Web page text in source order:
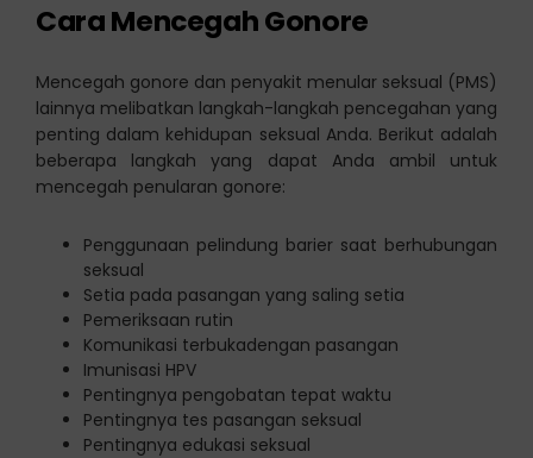
Cara Mencegah Gonore
Mencegah gonore dan penyakit menular seksual (PMS)
lainnya melibatkan langkah-langkah pencegahan yang
penting dalam kehidupan seksual Anda. Berikut adalah
beberapa langkah yang dapat Anda ambil untuk
mencegah penularan gonore:
Penggunaan pelindung barier saat berhubungan
seksual
Setia pada pasangan yang saling setia
Pemeriksaan rutin
Komunikasi terbukadengan pasangan
Imunisasi HPV
Pentingnya pengobatan tepat waktu
Pentingnya tes pasangan seksual
Pentingnya edukasi seksual